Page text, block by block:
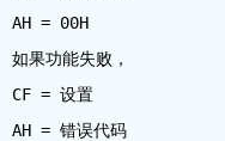
AH = 00H
如果功能失败，
CF = 设置
AH = 错误代码